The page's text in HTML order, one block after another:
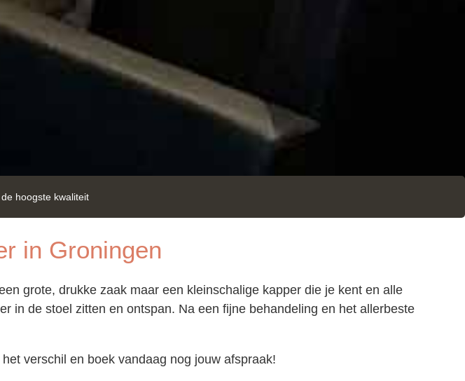
aandacht
in Groningen
grote, drukke zaak maar een kleinschalige kapper die je kent en alle
in de stoel zitten en ontspan. Na een fijne behandeling en het allerbeste
verschil en boek vandaag nog jouw afspraak!